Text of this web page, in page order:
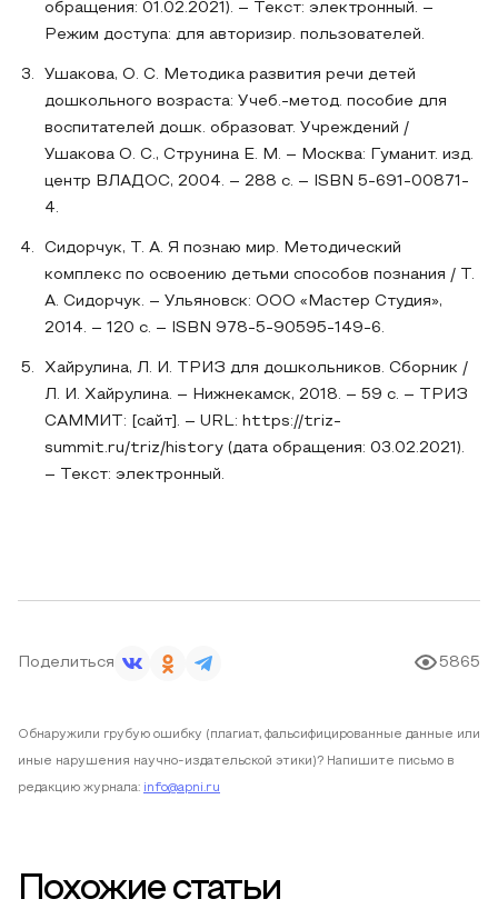
обращения: 01.02.2021). – Текст: электронный. –
Режим доступа: для авторизир. пользователей.
Ушакова, О. С. Методика развития речи детей
дошкольного возраста: Учеб.-метод. пособие для
воспитателей дошк. образоват. Учреждений /
Ушакова О. С., Струнина Е. М. – Москва: Гуманит. изд.
центр ВЛАДОС, 2004. – 288 с. – ISBN 5-691-00871-
4.
Сидорчук, Т. А. Я познаю мир. Методический
комплекс по освоению детьми способов познания / Т.
А. Сидорчук. – Ульяновск: ООО «Мастер Студия»,
2014. – 120 с. – ISBN 978-5-90595-149-6.
Хайрулина, Л. И. ТРИЗ для дошкольников. Сборник /
Л. И. Хайрулина. – Нижнекамск, 2018. – 59 с. – ТРИЗ
САММИТ: [сайт]. – URL: https://triz-
summit.ru/triz/history (дата обращения: 03.02.2021).
– Текст: электронный.
Поделиться 5865
Обнаружили грубую ошибку (плагиат, фальсифицированные данные или
иные нарушения научно-издательской этики)? Напишите письмо в
редакцию журнала: info@apni.ru
Похожие статьи